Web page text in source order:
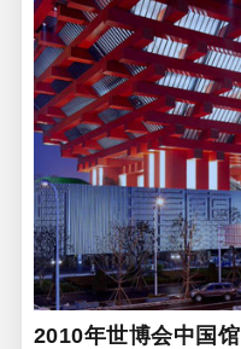
2010年世博会中国馆